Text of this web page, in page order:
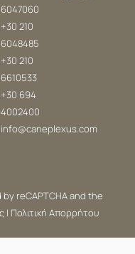
6047060
+30 210
6048485
+30 210
6610533
+30 694
4002400
info@caneplexus.com
reCAPTCHA and the
| Πολιτική Απορρήτου